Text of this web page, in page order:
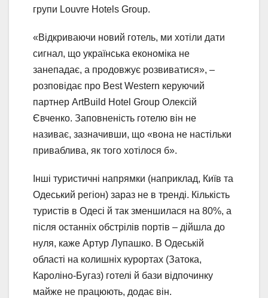
групи Louvre Hotels Group.
«Відкриваючи новий готель, ми хотіли дати
сигнал, що українська економіка не
занепадає, а продовжує розвиватися», –
розповідає про Best Western керуючий
партнер ArtBuild Hotel Group Олексій
Євченко. Заповненість готелю він не
називає, зазначивши, що «вона не настільки
приваблива, як того хотілося б».
Інші туристичні напрямки (наприклад, Київ та
Одеський регіон) зараз не в тренді. Кількість
туристів в Одесі й так зменшилася на 80%, а
після останніх обстрілів портів – дійшла до
нуля, каже Артур Лупашко. В Одеській
області на колишніх курортах (Затока,
Кароліно-Бугаз) готелі й бази відпочинку
майже не працюють, додає він.